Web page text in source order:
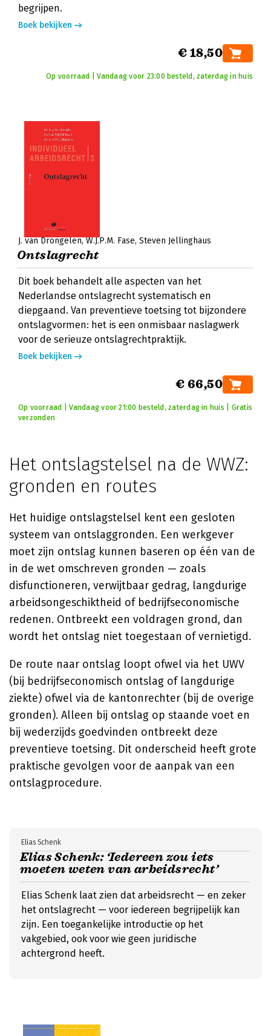
begrijpen.
Boek bekijken
€ 18,50
Op voorraad | Vandaag voor 23:00 besteld, zaterdag in huis
J. van Drongelen W.J.P.M. Fase Steven Jellinghaus
Ontslagrecht
Dit boek behandelt alle aspecten van het
Nederlandse ontslagrecht systematisch en
diepgaand. Van preventieve toetsing tot bijzondere
ontslagvormen: het is een onmisbaar naslagwerk
voor de serieuze ontslagrechtpraktijk.
Boek bekijken
€ 66,50
Op voorraad | Vandaag voor 21:00 besteld, zaterdag in huis | Gratis
verzonden
Het ontslagstelsel na de WWZ:
gronden en routes
Het huidige ontslagstelsel kent een gesloten
systeem van ontslaggronden. Een werkgever
moet zijn ontslag kunnen baseren op één van de
in de wet omschreven gronden — zoals
disfunctioneren, verwijtbaar gedrag, langdurige
arbeidsongeschiktheid of bedrijfseconomische
redenen. Ontbreekt een voldragen grond, dan
wordt het ontslag niet toegestaan of vernietigd.
De route naar ontslag loopt ofwel via het UWV
(bij bedrijfseconomisch ontslag of langdurige
ziekte) ofwel via de kantonrechter (bij de overige
gronden). Alleen bij ontslag op staande voet en
bij wederzijds goedvinden ontbreekt deze
preventieve toetsing. Dit onderscheid heeft grote
praktische gevolgen voor de aanpak van een
ontslagprocedure.
Elias Schenk: ‘Iedereen zou iets
moeten weten van arbeidsrecht’
Elias Schenk
Elias Schenk laat zien dat arbeidsrecht — en zeker
het ontslagrecht — voor iedereen begrijpelijk kan
zijn. Een toegankelijke introductie op het
vakgebied, ook voor wie geen juridische
achtergrond heeft.